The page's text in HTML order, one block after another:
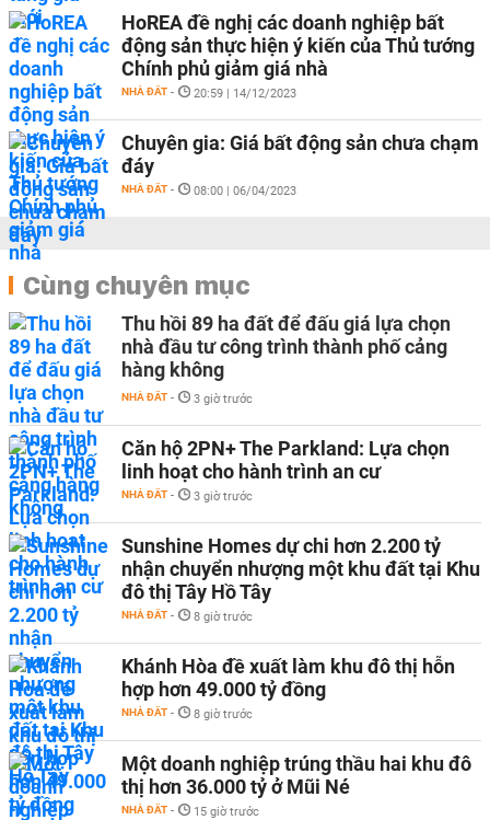
HoREA đề nghị các doanh nghiệp bất
động sản thực hiện ý kiến của Thủ tướng
Chính phủ giảm giá nhà
NHÀ ĐẤT - 20:59 | 14/12/2023
Chuyên gia: Giá bất động sản chưa chạm
đáy
NHÀ ĐẤT - 08:00 | 06/04/2023
Cùng chuyên mục
Thu hồi 89 ha đất để đấu giá lựa chọn
nhà đầu tư công trình thành phố cảng
hàng không
NHÀ ĐẤT - 3 giờ trước
Căn hộ 2PN+ The Parkland: Lựa chọn
linh hoạt cho hành trình an cư
NHÀ ĐẤT - 3 giờ trước
Sunshine Homes dự chi hơn 2.200 tỷ
nhận chuyển nhượng một khu đất tại Khu
đô thị Tây Hồ Tây
NHÀ ĐẤT - 8 giờ trước
Khánh Hòa đề xuất làm khu đô thị hỗn
hợp hơn 49.000 tỷ đồng
NHÀ ĐẤT - 8 giờ trước
Một doanh nghiệp trúng thầu hai khu đô
thị hơn 36.000 tỷ ở Mũi Né
NHÀ ĐẤT - 15 giờ trước